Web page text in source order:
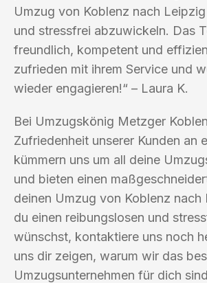
Umzug von Koblenz nach
und stressfrei abzuwickeln. Das
freundlich, kompetent und
zufrieden mit ihrem Service und
wieder engagieren!“ – Laura K.
Bei Umzugskönig Metzger
Zufriedenheit unserer Kunden an
kümmern uns um all deine
und bieten einen
deinen Umzug von Koblenz nach
du einen reibungslosen und
wünschst, kontaktiere uns noch
uns dir zeigen, warum wir das
Umzugsunternehmen für dich